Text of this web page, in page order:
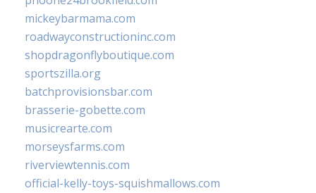
mickeybarmama.com
roadwayconstructioninc.com
shopdragonflyboutique.com
sportszilla.org
batchprovisionsbar.com
brasserie-gobette.com
musicrearte.com
morseysfarms.com
riverviewtennis.com
official-kelly-toys-squishmallows.com